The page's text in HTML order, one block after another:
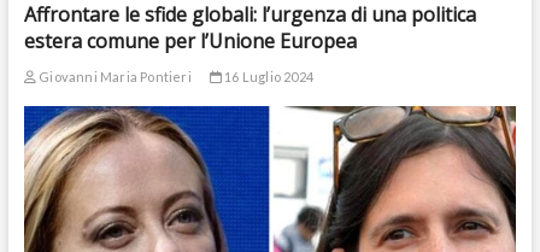
Affrontare le sfide globali: l’urgenza di una politica
estera comune per l’Unione Europea
Giovanni Maria Pontieri 16 Luglio 2024